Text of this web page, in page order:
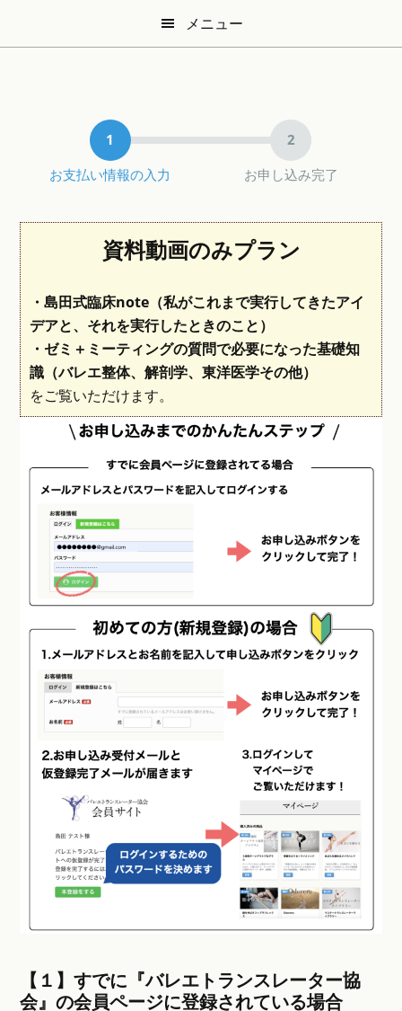
メニュー
お支払い情報の入力 お申し込み完了
資料動画のみプラン
・島田式臨床note（私がこれまで実行してきたアイ
デアと、それを実行したときのこと）
・ゼミ＋ミーティングの質問で必要になった基礎知
識（バレエ整体、解剖学、東洋医学その他）
をご覧いただけます。
【１】すでに『バレエトランスレーター協
会』の会員ページに登録されている場合